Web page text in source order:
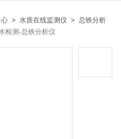
> 水质在线监测仪 > 总铁分析
检测-总铁分析仪